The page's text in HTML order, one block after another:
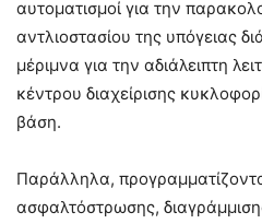
αυτοματισμοί για την
αντλιοστασίου της υπόγειας
μέριμνα για την αδιάλειπτη
κέντρου διαχείρισης
βάση.
Παράλληλα,
ασφαλτόστρωσης,